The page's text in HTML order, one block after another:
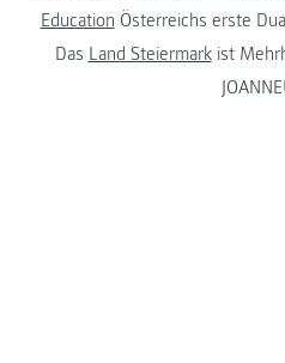
Education Österreichs erste
Das Land Steiermarkist